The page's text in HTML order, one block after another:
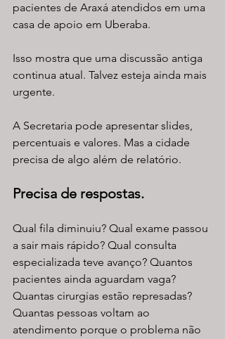
pacientes de Araxá atendidos em uma
casa de apoio em Uberaba.
Isso mostra que uma discussão antiga
continua atual. Talvez esteja ainda mais
urgente.
A Secretaria pode apresentar slides,
percentuais e valores. Mas a cidade
precisa de algo além de relatório.
Precisa de respostas.
Qual fila diminuiu? Qual exame passou
a sair mais rápido? Qual consulta
especializada teve avanço? Quantos
pacientes ainda aguardam vaga?
Quantas cirurgias estão represadas?
Quantas pessoas voltam ao
atendimento porque o problema não